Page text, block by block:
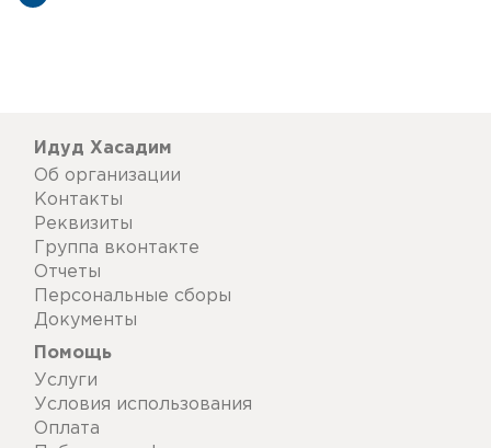
Идуд Хасадим
Об организации
Контакты
Реквизиты
Группа вконтакте
Отчеты
Персональные сборы
Документы
Помощь
Услуги
Условия использования
Оплата